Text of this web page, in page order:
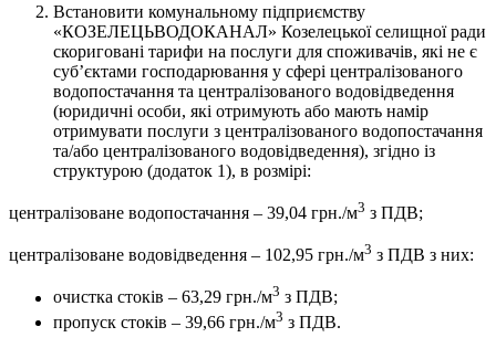
Встановити комунальному підприємству
«КОЗЕЛЕЦЬВОДОКАНАЛ» Козелецької селищної ради
скориговані тарифи на послуги для споживачів, які не є
суб’єктами господарювання у сфері централізованого
водопостачання та централізованого водовідведення
(юридичні особи, які отримують або мають намір
отримувати послуги з централізованого водопостачання
та/або централізованого водовідведення), згідно із
структурою (додаток 1), в розмірі:
централізоване водопостачання – 39,04 грн./м3 з ПДВ;
централізоване водовідведення – 102,95 грн./м3 з ПДВ з них:
очистка стоків – 63,29 грн./м3 з ПДВ;
пропуск стоків – 39,66 грн./м3 з ПДВ.